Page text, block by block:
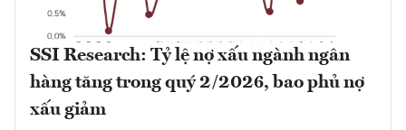
SSI Research: Tỷ lệ nợ xấu ngành ngân
hàng tăng trong quý 2/2026, bao phủ nợ
xấu giảm